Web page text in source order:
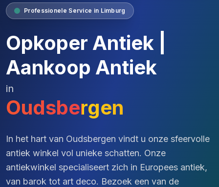
Professionele Service in Limburg
Opkoper Antiek |
Aankoop Antiek
in
Oudsbergen
In het hart van Oudsbergen vindt u onze sfeervolle
antiek winkel vol unieke schatten. Onze
antiekwinkel specialiseert zich in Europees antiek,
van barok tot art deco. Bezoek een van de